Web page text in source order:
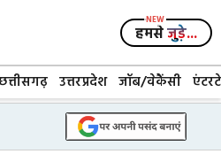
हमसेजुड़े...
उत्तरप्रदेश जॉब/वेकैंसी